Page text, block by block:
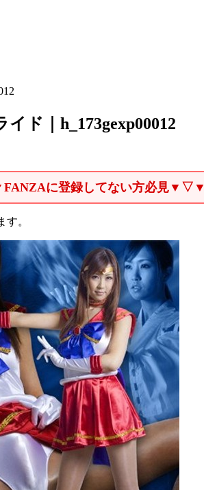
ド｜h_173gexp00012
に登録してない方必見▼▽▼
。